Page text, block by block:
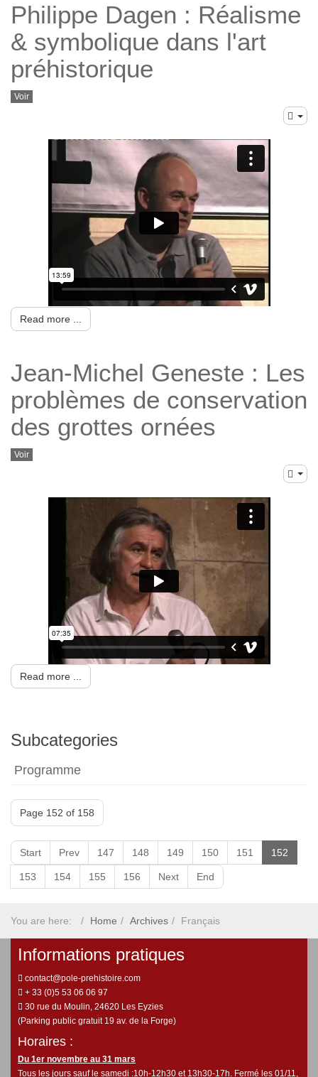
Philippe Dagen : Réalisme
& symbolique dans l'art
préhistorique
Voir
Read more ...
Jean-Michel Geneste : Les
problèmes de conservation
des grottes ornées
Voir
Read more ...
Subcategories
Programme
Page 152 of 158
Start Prev 147 148 149 150 151 152
153 154 155 156 Next End
You are here: Home Archives Français
Informations pratiques
contact@pole-prehistoire.com
+ 33 (0)5 53 06 06 97
30 rue du Moulin, 24620 Les Eyzies
(Parking public gratuit 19 av. de la Forge)
Horaires :
Du 1er novembre au 31 mars
Tous les jours sauf le samedi :10h-12h30 et 13h30-17h. Fermé les 01/11,